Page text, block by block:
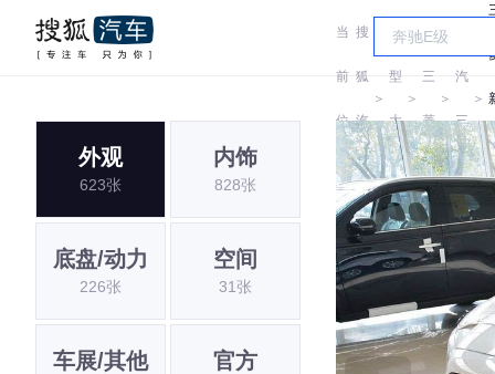
当
前
位
置:
搜
狐
汽
车
＞
车
型
大
全
＞
三
菱
＞
汽
三
菱
＞
外观
623张
内饰
828张
底盘/动力
226张
空间
31张
车展/其他 官方